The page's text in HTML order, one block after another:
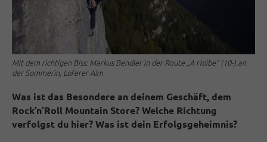
Mit dem richtigen Biss: Markus Bendler in der Route „A Hoibe“ (10-) an
der Sommerin, Loferer Alm
Was ist das Besondere an deinem Geschäft, dem
Rock’n’Roll Mountain Store? Welche Richtung
verfolgst du hier? Was ist dein Erfolgsgeheimnis?